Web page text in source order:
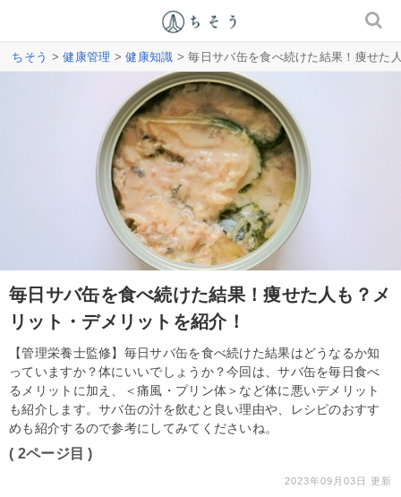
ちそう >健康管理 >健康知識 > 毎日サバ缶を食べ続けた結果！痩せた
毎日サバ缶を食べ続けた結果！痩せた人も？メ
リット・デメリットを紹介！
【管理栄養士監修】毎日サバ缶を食べ続けた結果はどうなるか知
っていますか？体にいいでしょうか？今回は、サバ缶を毎日食べ
るメリットに加え、＜痛風・プリン体＞など体に悪いデメリット
も紹介します。サバ缶の汁を飲むと良い理由や、レシピのおすす
めも紹介するので参考にしてみてくださいね。
( 2ページ目 )
2023年09月03日 更新